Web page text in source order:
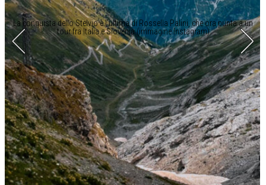
La conquista dello Stelvio è l’ultima di Rossella Palini, che ora punta a un
tour fra Italia e Slovenia (immagine Instagram)